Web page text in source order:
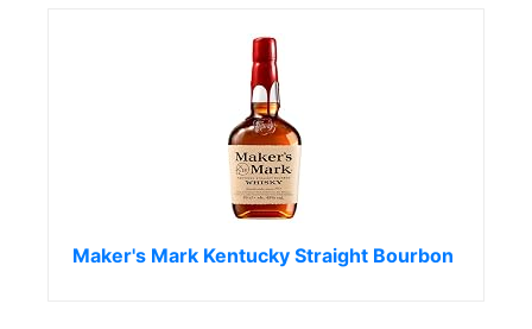
Maker's Mark Kentucky Straight Bourbon